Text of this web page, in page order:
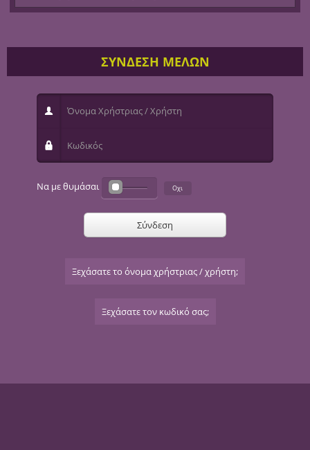
ΣΥΝΔΕΣΗ ΜΕΛΩΝ
Όνομα Χρήστριας / Χρήστη
Κωδικός
Να με θυμάσαι
Σύνδεση
Ξεχάσατε το όνομα χρήστριας / χρήστη;
Ξεχάσατε τον κωδικό σας;